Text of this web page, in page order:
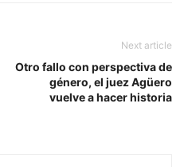
Next article
Otro fallo con perspectiva de
género, el juez Agüero
vuelve a hacer historia